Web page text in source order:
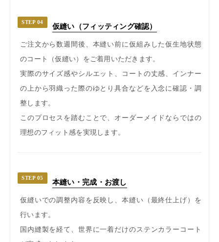
STEP 04
仮縫い（フィッティング確認）
ご注文から数週間後、本縫い前に仮組みした仮生地状態
のコート（仮縫い）をご着用いただきます。
実際のサイズ感やシルエット、コートの丈感、インナー
の上から羽織った際のゆとり具合などを入念に確認・調
整します。
このプロセスを踏むことで、オーダーメイドならではの
理想のフィット感を実現します。
STEP 05
本縫い・完成・お渡し
仮縫いでの調整内容を反映し、本縫い（最終仕上げ）を
行います。
国内縫製を経て、世界に一着だけのステンカラーコート